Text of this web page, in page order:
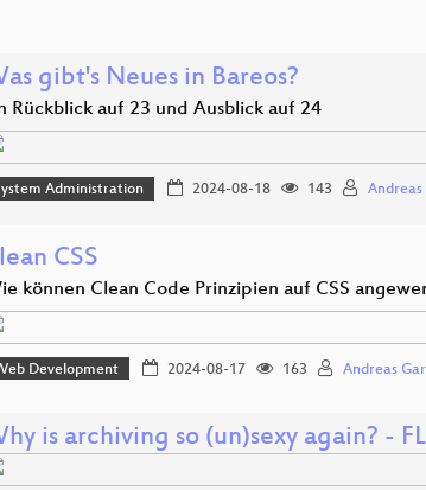
gibt's Neues in Bareos?
Rückblick auf 23 und Ausblick auf 24
Administration 2024-08-18 143 Andreas
CSS
können Clean Code Prinzipien auf CSS
Development 2024-08-17 163 Andreas
is archiving so (un)sexy again? -